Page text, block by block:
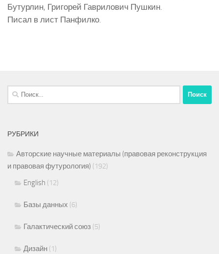
Бутурлин, Григорей Гаврилович Пушкин.
Писал в лист Панфилко.
Найти:
РУБРИКИ
Авторские научные материалы (правовая реконструкция
и правовая футурология) (192)
English (12)
Базы данных (6)
Галактический союз (5)
Дизайн (1)